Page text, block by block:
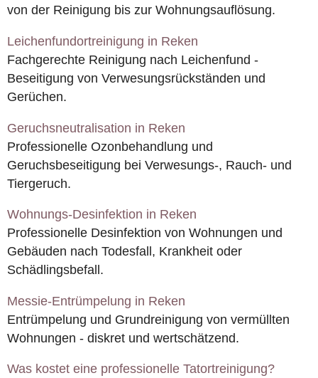
von der Reinigung bis zur Wohnungsauflösung.
Leichenfundortreinigung in Reken
Fachgerechte Reinigung nach Leichenfund -
Beseitigung von Verwesungsrückständen und
Gerüchen.
Geruchsneutralisation in Reken
Professionelle Ozonbehandlung und
Geruchsbeseitigung bei Verwesungs-, Rauch- und
Tiergeruch.
Wohnungs-Desinfektion in Reken
Professionelle Desinfektion von Wohnungen und
Gebäuden nach Todesfall, Krankheit oder
Schädlingsbefall.
Messie-Entrümpelung in Reken
Entrümpelung und Grundreinigung von vermüllten
Wohnungen - diskret und wertschätzend.
Was kostet eine professionelle Tatortreinigung?